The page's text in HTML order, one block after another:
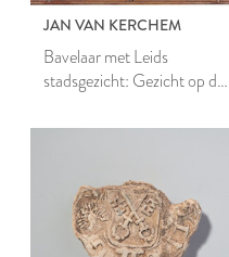
JAN VAN KERCHEM
Bavelaar met Leids
stadsgezicht: Gezicht op de